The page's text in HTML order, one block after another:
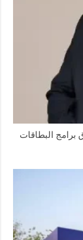
برامج البطاقات